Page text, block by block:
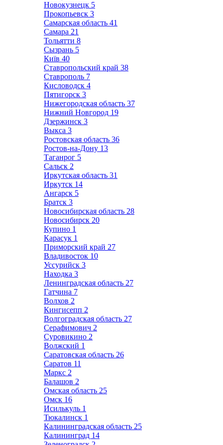
Новокузнецк 5
Прокопьевск 3
Самарская область 41
Самара 21
Тольятти 8
Сызрань 5
Київ 40
Ставропольский край 38
Ставрополь 7
Кисловодск 4
Пятигорск 3
Нижегородская область 37
Нижний Новгород 19
Дзержинск 3
Выкса 3
Ростовская область 36
Ростов-на-Дону 13
Таганрог 5
Сальск 2
Иркутская область 31
Иркутск 14
Ангарск 5
Братск 3
Новосибирская область 28
Новосибирск 20
Купино 1
Карасук 1
Приморский край 27
Владивосток 10
Уссурийск 3
Находка 3
Ленинградская область 27
Гатчина 7
Волхов 2
Кингисепп 2
Волгоградская область 27
Серафимович 2
Суровикино 2
Волжский 1
Саратовская область 26
Саратов 11
Маркс 2
Балашов 2
Омская область 25
Омск 16
Исилькуль 1
Тюкалинск 1
Калининградская область 25
Калининград 14